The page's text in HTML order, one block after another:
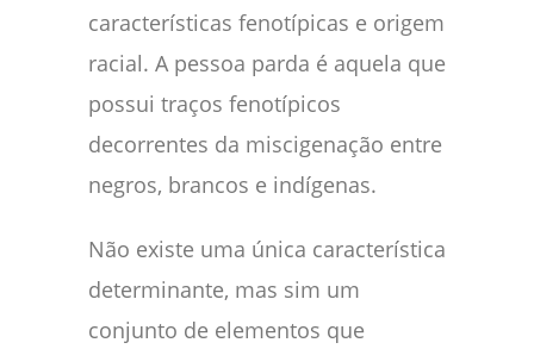
características fenotípicas e origem
racial. A pessoa parda é aquela que
possui traços fenotípicos
decorrentes da miscigenação entre
negros, brancos e indígenas.
Não existe uma única característica
determinante, mas sim um
conjunto de elementos que